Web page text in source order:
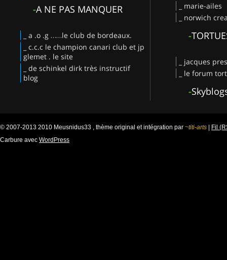
-A NE PAS MANQUER
_ a .o .g ……le club de bordeaux.
_ c.c.c le champion canari club et jp
glemet . le site
_ de schinkel dirk très instructif
blog
_ marie-ailes
_ norwich
-
_ jacques
_ le forum
-
© 2007-2013 2010 Meusnidus33 , thème original et intégration par ~titi-arts
Fil
Carbure avec WordPress